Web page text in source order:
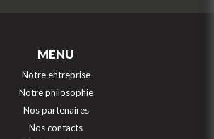
MENU
Notre entreprise
Notre philosophie
Nos partenaires
Nos contacts